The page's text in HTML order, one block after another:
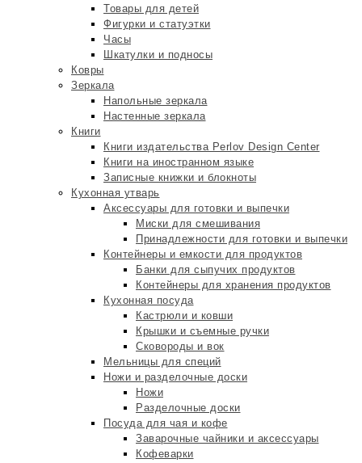
Товары для детей
Фигурки и статуэтки
Часы
Шкатулки и подносы
Ковры
Зеркала
Напольные зеркала
Настенные зеркала
Книги
Книги издательства Perlov Design Center
Книги на иностранном языке
Записные книжки и блокноты
Кухонная утварь
Аксессуары для готовки и выпечки
Миски для смешивания
Принадлежности для готовки и выпечки
Контейнеры и емкости для продуктов
Банки для сыпучих продуктов
Контейнеры для хранения продуктов
Кухонная посуда
Кастрюли и ковши
Крышки и съемные ручки
Сковороды и вок
Мельницы для специй
Ножи и разделочные доски
Ножи
Разделочные доски
Посуда для чая и кофе
Заварочные чайники и аксессуары
Кофеварки